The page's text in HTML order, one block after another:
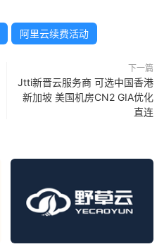
阿里云续费活动
下一篇
Jtti新晋云服务商 可选中国香港
新加坡 美国机房CN2 GIA优化
直连